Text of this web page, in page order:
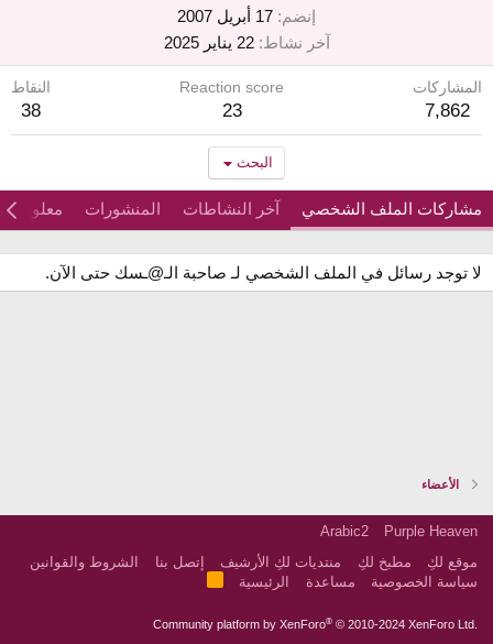
إنضم 17 أبريل 2007
آخر نشاط 22 يناير 2025
المشاركات
7,862
Reaction score
23
النقاط
38
البحث
مشاركات الملف الشخصي آخر النشاطات المنشورات معلومات
لا توجد رسائل في الملف الشخصي لـ صاحبة الـ@ـسك حتى الآن.
الأعضاء
Purple Heaven
Arabic2
موقع لكِ
مطبخ لكِ منتديات لكِ الأرشيف إتصل بنا
الشروط والقوانين
سياسة الخصوصية
مساعدة الرئيسية
Community platform by XenForo® © 2010-2024 XenForo Ltd.